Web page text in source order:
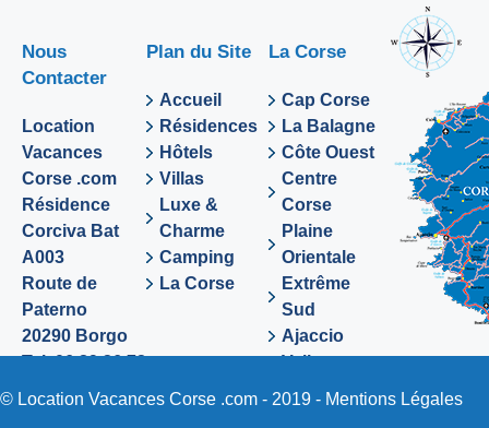
Nous
Contacter
Location
Vacances
Corse .com
Résidence
Corciva Bat
A003
Route de
Paterno
20290 Borgo
Tel. 06 89 36 72
Plan du Site
Accueil
Résidences
Hôtels
Villas
Luxe &
Charme
Camping
La Corse
La Corse
Cap Corse
La Balagne
Côte Ouest
Centre
Corse
Plaine
Orientale
Extrême
Sud
Ajaccio
Valinco
Sartene
© Location Vacances Corse .com - 2019 - Mentions Légales